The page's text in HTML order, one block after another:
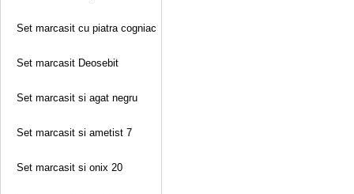
Set marcasit cu piatra cogniac
Set marcasit Deosebit
Set marcasit si agat negru
Set marcasit si ametist 7
Set marcasit si onix 20